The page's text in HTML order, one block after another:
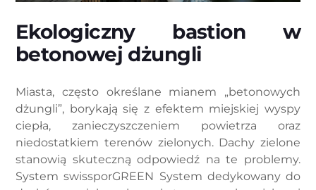
Ekologiczny bastion w
betonowej dżungli
Miasta, często określane mianem „betonowych
dżungli”, borykają się z efektem miejskiej wyspy
ciepła, zanieczyszczeniem powietrza oraz
niedostatkiem terenów zielonych. Dachy zielone
stanowią skuteczną odpowiedź na te problemy.
System swissporGREEN System dedykowany do